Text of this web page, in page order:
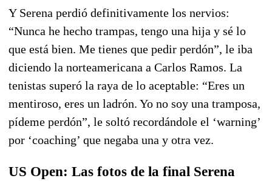
Y Serena perdió definitivamente los nervios:
“Nunca he hecho trampas, tengo una hija y sé lo
que está bien. Me tienes que pedir perdón”, le iba
diciendo la norteamericana a Carlos Ramos. La
tenistas superó la raya de lo aceptable: “Eres un
mentiroso, eres un ladrón. Yo no soy una tramposa,
pídeme perdón”, le soltó recordándole el ‘warning’
por ‘coaching’ que negaba una y otra vez.
US Open: Las fotos de la final Serena